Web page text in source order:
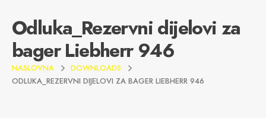
Odluka_Rezervni dijelovi za
bager Liebherr 946
NASLOVNA
DOWNLOADS
ODLUKA_REZERVNI DIJELOVI ZA BAGER LIEBHERR 946